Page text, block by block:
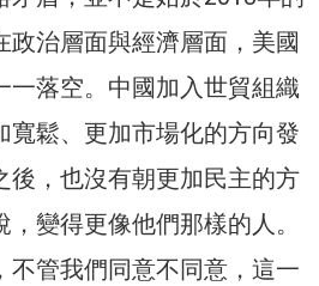
政治層面與經濟層面，美國
一落空。中國加入世貿組織
寬鬆、更加市場化的方向發
後，也沒有朝更加民主的方
變得更像他們那樣的人。
不管我們同意不同意，這一